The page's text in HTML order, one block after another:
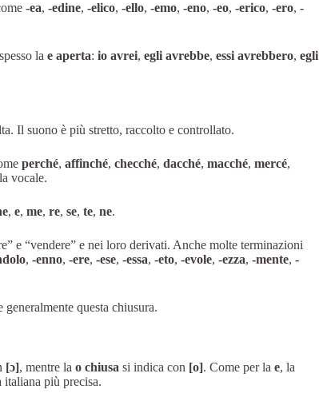
-ea, -edine, -elico, -ello, -emo, -eno, -eo, -erico, -ero, -
la e aperta: io avrei, egli avrebbe, essi avrebbero, egli
Il suono è più stretto, raccolto e controllato.
perché, affinché, checché, dacché, macché, mercé,
vocale.
, e, me, re, se, te, ne.
e “vendere” e nei loro derivati. Anche molte terminazioni
, -enno, -ere, -ese, -essa, -eto, -evole, -ezza, -mente, -
generalmente questa chiusura.
[ɔ], mentre la o chiusa si indica con [o]. Come per la e, la
italiana più precisa.